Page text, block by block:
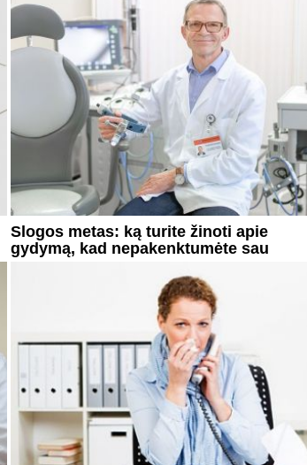
Slogos metas: ką turite žinoti apie
gydymą, kad nepakenktumėte sau